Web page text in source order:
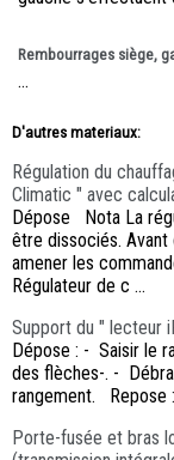
Rembourrages siège,
...
D'autres materiaux:
Régulation du
Climatic " avec
Dépose Nota La
être dissociés.
amener les
Régulateur de c ...
Support du " lecteur
Dépose : - Saisir le
des flèches-. -
rangement. Repose
Porte-fusée et bras